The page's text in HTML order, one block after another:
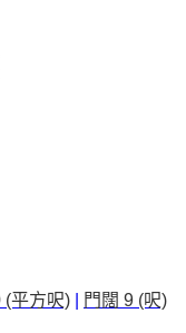
(平方呎) 門闊 9 (呎)